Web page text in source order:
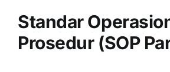
Standar
Prosedur (SOP